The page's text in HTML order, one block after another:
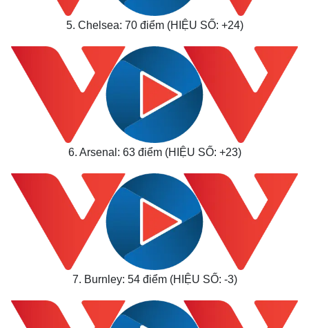
Thế giới
Quan sát
Cuộc sống đó đây
Hồ sơ
Multimedia
Video
E-Magazine
Infographic
5. Chelsea: 70 điểm (HIỆU SỐ: +24)
6. Arsenal: 63 điểm (HIỆU SỐ: +23)
7. Burnley: 54 điểm (HIỆU SỐ: -3)